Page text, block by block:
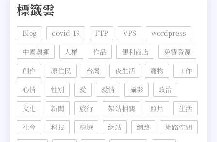
標籤雲
Blog covid-19 FTP VPS
wordpress
中國奧運
人權 作品 便利商店
免費資源
創作
原住民 台灣 夜生活 寵物
工作
心情
性別 愛 愛情 攝影
政治
文化
新聞 旅行 架站相關 照片
生活
社會
科技 精選 網站 網路
網路空間